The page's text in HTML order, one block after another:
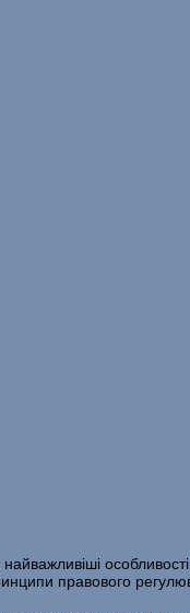
правового